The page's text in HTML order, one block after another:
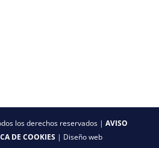
los derechos reservados | AVISO
DE COOKIES | Diseño web